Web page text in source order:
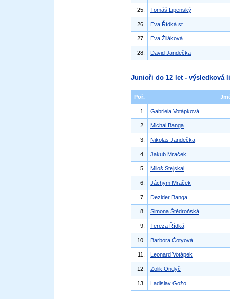
25. Tomáš Lipenský
26. Eva Řídká st
27. Eva Žiláková
28. David Jandečka
Junioři do 12 let - výsledková
Poř.
1. Gabriela Votápková
2. Michal Banga
3. Nikolas Jandečka
4. Jakub Mraček
5. Miloš Stejskal
6. Jáchym Mraček
7. Dezider Banga
8. Simona Štědroňská
9. Tereza Řídká
10. Barbora Čotyová
11. Leonard Votápek
12. Zolik Ondyč
13. Ladislav Gožo